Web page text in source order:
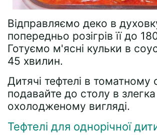
Відправляємо деко в
попередньо розігрів її до
Готуємо м'ясні кульки в
45 хвилин.
Дитячі тефтелі в томатному
подавайте до столу в злегка
охолодженому вигляді.
Тефтелі для однорічної